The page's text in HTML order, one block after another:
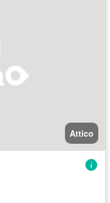
Attico